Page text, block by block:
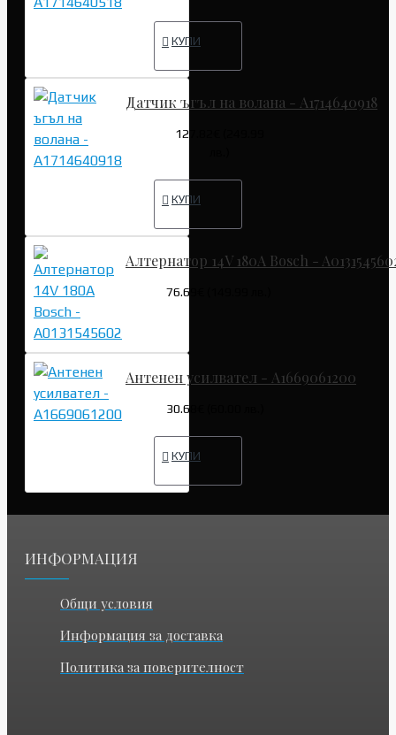
КУПИ
Датчик ъгъл на волана - A1714640918
127.82€ (249.99
КУПИ
Алтернатор 14V 180A Bosch -
76.69€ (149.99 лв.)
Антенен усилвател - A1669061200
30.68€ (60.00 лв.)
КУПИ
ИНФОРМАЦИЯ
Общи условия
Информация за доставка
Политика за поверителност